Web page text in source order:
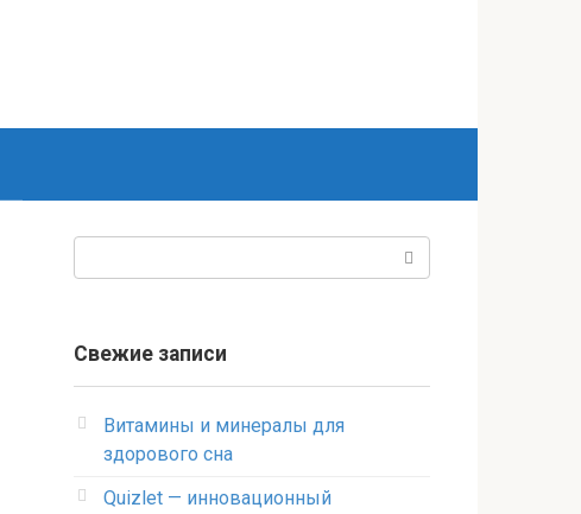
Свежие записи
Витамины и минералы для
здорового сна
Quizlet — инновационный